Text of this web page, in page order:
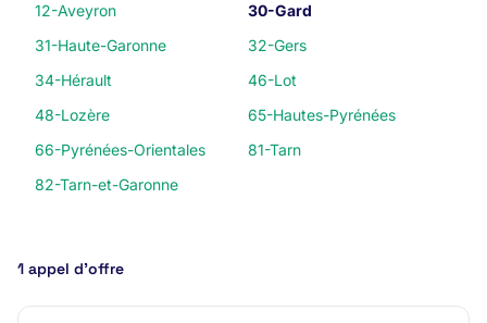
12-Aveyron
30-Gard
31-Haute-Garonne
32-Gers
34-Hérault
46-Lot
48-Lozère
65-Hautes-Pyrénées
66-Pyrénées-Orientales
81-Tarn
82-Tarn-et-Garonne
1 appel d’offre